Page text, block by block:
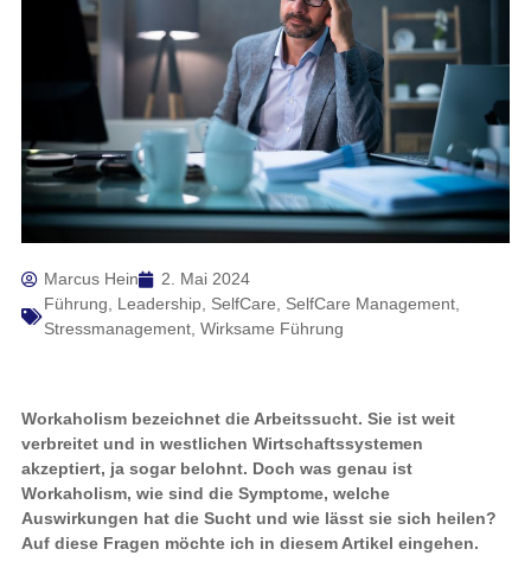
Marcus Hein
2. Mai 2024
Führung, Leadership, SelfCare, SelfCare Management,
Stressmanagement, Wirksame Führung
Workaholism bezeichnet die Arbeitssucht. Sie ist weit
verbreitet und in westlichen Wirtschaftssystemen
akzeptiert, ja sogar belohnt. Doch was genau ist
Workaholism, wie sind die Symptome, welche
Auswirkungen hat die Sucht und wie lässt sie sich heilen?
Auf diese Fragen möchte ich in diesem Artikel eingehen.